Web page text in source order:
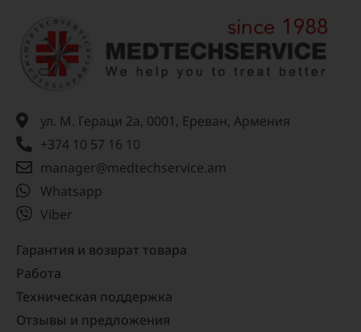
ул. М. Гераци 2а, 0001, Ереван, Армения
+374 10 57 16 10
manager@medtechservice.am
Whatsapp
Viber
Гарантия и возврат товара
Работа
Техническая поддержка
Отзывы и предложения